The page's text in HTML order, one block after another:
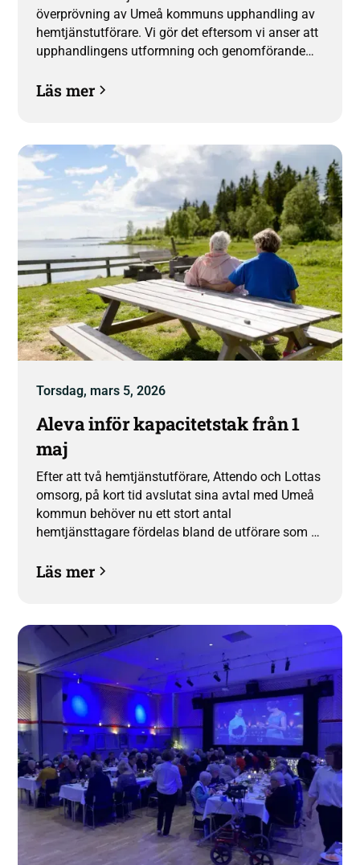
överprövning av Umeå kommuns upphandling av
hemtjänstutförare. Vi gör det eftersom vi anser att
upphandlingens utformning och genomförande
Läs mer
Torsdag, mars 5, 2026
Aleva inför kapacitetstak från 1
maj
Efter att två hemtjänstutförare, Attendo och Lottas
omsorg, på kort tid avslutat sina avtal med Umeå
kommun behöver nu ett stort antal
hemtjänsttagare fördelas bland de utförare som är
trygghet för våra kunder och medarbetare inför
Läs mer